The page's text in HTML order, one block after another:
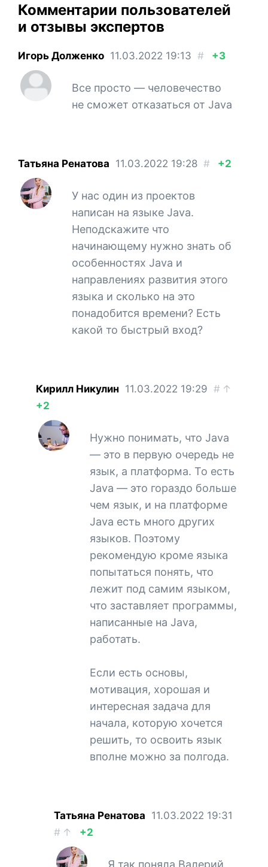
Комментарии пользователей
и отзывы экспертов
Игорь Долженко 11.03.2022 19:13 # +3
Все просто — человечество
не сможет отказаться от Java
Татьяна Ренатова 11.03.2022 19:28 # +2
У нас один из проектов
написан на языке Java.
Неподскажите что
начинающему нужно знать об
особенностях Java и
направлениях развития этого
языка и сколько на это
понадобится времени? Есть
какой то быстрый вход?
Кирилл Никулин 11.03.2022 19:29 # ↑
+2
Нужно понимать, что Java
— это в первую очередь не
язык, а платформа. То есть
Java — это гораздо больше
чем язык, и на платформе
Java есть много других
языков. Поэтому
рекомендую кроме языка
попытаться понять, что
лежит под самим языком,
что заставляет программы,
написанные на Java,
работать.
Если есть основы,
мотивация, хорошая и
интересная задача для
начала, которую хочется
решить, то освоить язык
вполне можно за полгода.
Татьяна Ренатова 11.03.2022 19:31
# ↑ +2
Я так поняла Валерий